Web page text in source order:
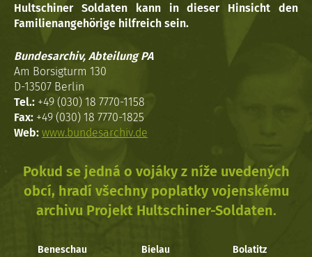
Hultschiner Soldaten kann in dieser Hinsicht den
Familienangehörige hilfreich sein.
Bundesarchiv, Abteilung PA
Am Borsigturm 130
D-13507 Berlin
Tel.: +49 (030) 18 7770-1158
Fax: +49 (030) 18 7770-1825
Web: www.bundesarchiv.de
Pokud se jedná o vojáky z níže uvedených
obcí, hradí všechny poplatky vojenskému
archivu Projekt Hultschiner-Soldaten.
Beneschau Bielau Bolatitz